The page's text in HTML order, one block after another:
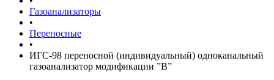
Газоанализаторы
•
Переносные
•
ИГС-98 переносной (индивидуальный) одноканальный
газоанализатор модификации ”В”